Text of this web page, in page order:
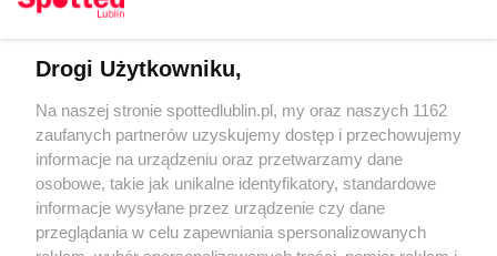
KATEGORIE
Regulamin
Polityka prywatności
RODO
Warunki korzystania z treści
Drogi Użytkowniku,
Na naszej stronie spottedlublin.pl, my oraz naszych 1162
zaufanych partnerów uzyskujemy dostęp i przechowujemy
informacje na urządzeniu oraz przetwarzamy dane
osobowe, takie jak unikalne identyfikatory, standardowe
informacje wysyłane przez urządzenie czy dane
przeglądania w celu zapewniania spersonalizowanych